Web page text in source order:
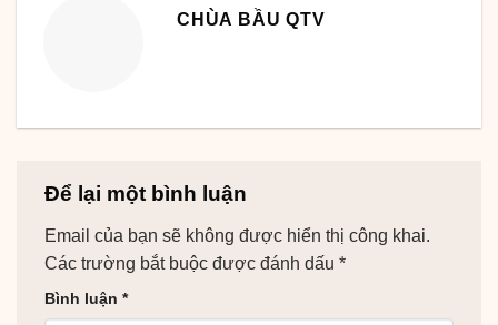
CHÙA BẦU QTV
Để lại một bình luận
Email của bạn sẽ không được hiển thị công khai.
Các trường bắt buộc được đánh dấu *
Bình luận *